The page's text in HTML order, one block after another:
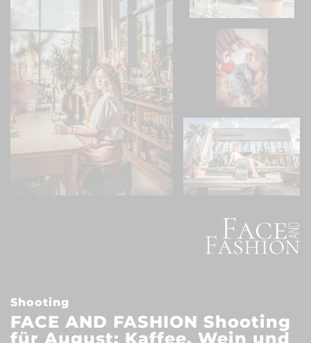
Shooting
FACE AND FASHION Shooting
für August: Kaffee, Wein und